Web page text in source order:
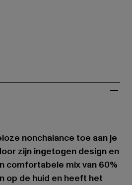
nonchalance toe aan je
zijn ingetogen design en
comfortabele mix van 60%
op de huid en heeft het